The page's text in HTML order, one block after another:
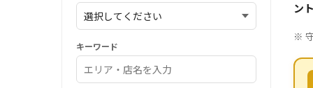
ン
※
キーワード